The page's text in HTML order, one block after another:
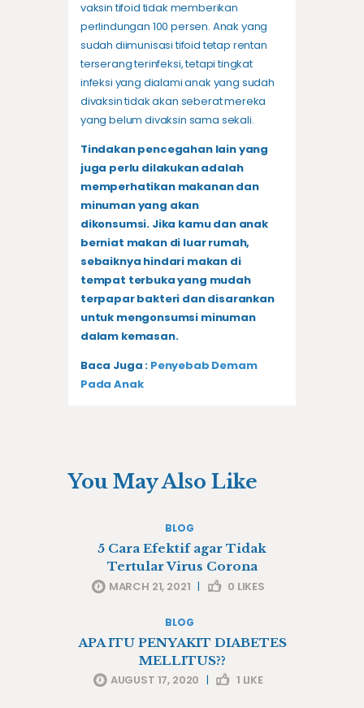
vaksin tifoid tidak memberikan
perlindungan 100 persen. Anak yang
sudah diimunisasi tifoid tetap rentan
terserang terinfeksi, tetapi tingkat
infeksi yang dialami anak yang sudah
divaksin tidak akan seberat mereka
yang belum divaksin sama sekali.
Tindakan pencegahan lain yang
juga perlu dilakukan adalah
memperhatikan makanan dan
minuman yang akan
dikonsumsi. Jika kamu dan anak
berniat makan di luar rumah,
sebaiknya hindari makan di
tempat terbuka yang mudah
terpapar bakteri dan disarankan
untuk mengonsumsi minuman
dalam kemasan.
Baca Juga : Penyebab Demam
Pada Anak
You May Also Like
BLOG
5 Cara Efektif agar Tidak
Tertular Virus Corona
MARCH 21, 2021 | 0 LIKES
BLOG
APA ITU PENYAKIT DIABETES
MELLITUS??
AUGUST 17, 2020 | 1 LIKE